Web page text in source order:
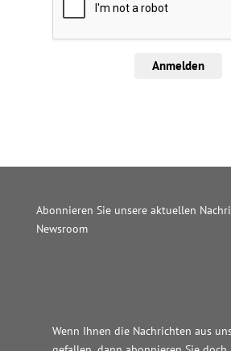
Anmelden
Abonnieren Sie unsere aktuellen
Newsroom
Wenn Ihnen die Nachrichten aus